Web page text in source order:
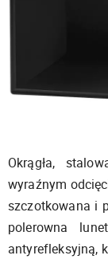
Okrągła,
wyraźnym
szczotkowana i
polerowna
antyrefleksyjną,